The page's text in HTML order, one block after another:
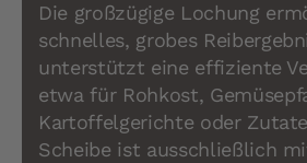
Die großzügige Lochung
schnelles, grobes
unterstützt eine effiziente
etwa für Rohkost,
Kartoffelgerichte oder
Scheibe ist ausschließlich